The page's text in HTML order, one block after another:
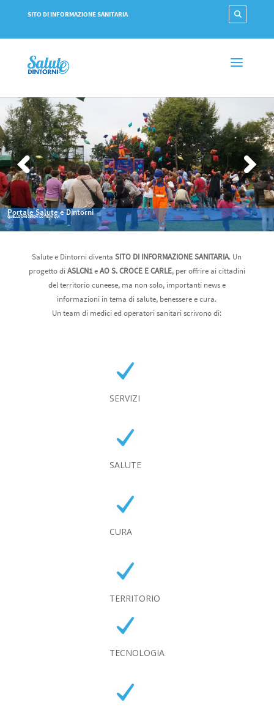
SITO DI INFORMAZIONE SANITARIA
Benessere e Salute
LA NOSTRA RUBRICA SEMPRE AGGIORNATA!
Salute e Dintorni diventaSITO DI INFORMAZIONE SANITARIA. Un
progetto diASLCN1eAO S. CROCE E CARLE, per offrire ai cittadini
del territorio cuneese, ma non solo, importanti news e
informazioni in tema di salute, benessere e cura.
Un team di medici ed operatori sanitari scrivono di:
SERVIZI
SALUTE
CURA
TERRITORIO
TECNOLOGIA